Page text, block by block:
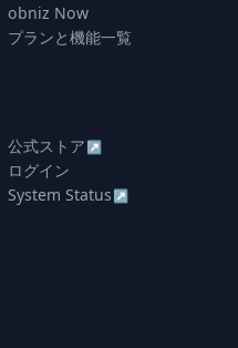
obniz Now
プランと機能一覧
公式ストア ↗
ログイン
System Status ↗